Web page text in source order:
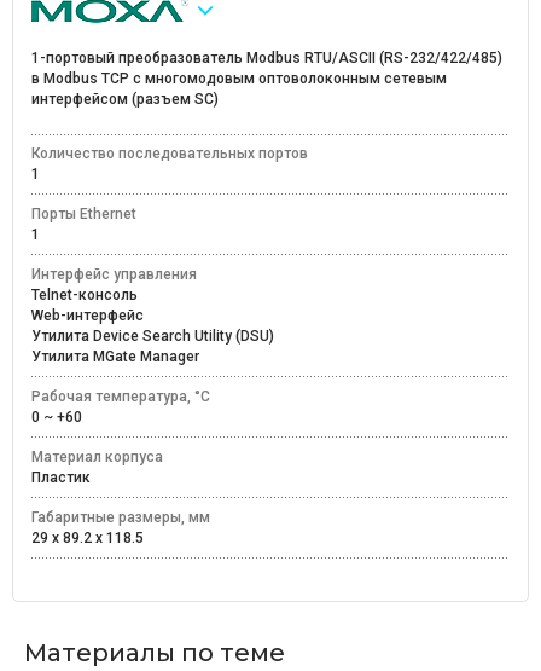
1-портовый преобразователь Modbus RTU/ASCII (RS-232/422/485)
в Modbus TCP с многомодовым оптоволоконным сетевым
интерфейсом (разъем SC)
Количество последовательных портов
1
Порты Ethernet
1
Интерфейс управления
Telnet-консоль
Web-интерфейс
Утилита Device Search Utility (DSU)
Утилита MGate Manager
Рабочая температура, °C
0 ~ +60
Материал корпуса
Пластик
Габаритные размеры, мм
29 x 89.2 x 118.5
Материалы по теме